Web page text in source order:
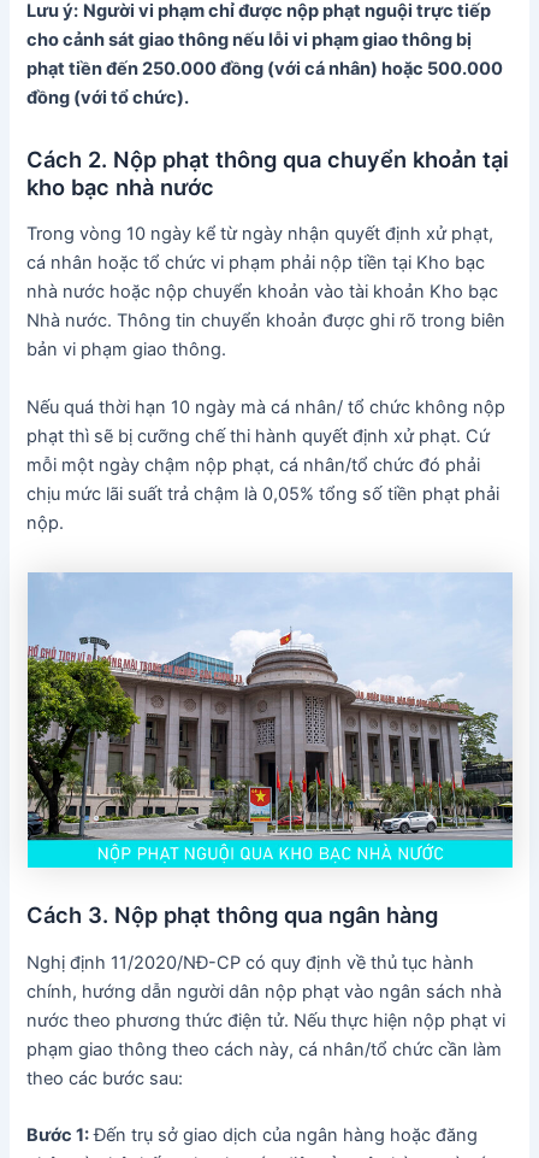
Lưu ý: Người vi phạm chỉ được nộp phạt nguội trực tiếp
cho cảnh sát giao thông nếu lỗi vi phạm giao thông bị
phạt tiền đến 250.000 đồng (với cá nhân) hoặc 500.000
đồng (với tổ chức).
Cách 2. Nộp phạt thông qua chuyển khoản tại
kho bạc nhà nước
Trong vòng 10 ngày kể từ ngày nhận quyết định xử phạt,
cá nhân hoặc tổ chức vi phạm phải nộp tiền tại Kho bạc
nhà nước hoặc nộp chuyển khoản vào tài khoản Kho bạc
Nhà nước. Thông tin chuyển khoản được ghi rõ trong biên
bản vi phạm giao thông.
Nếu quá thời hạn 10 ngày mà cá nhân/ tổ chức không nộp
phạt thì sẽ bị cưỡng chế thi hành quyết định xử phạt. Cứ
mỗi một ngày chậm nộp phạt, cá nhân/tổ chức đó phải
chịu mức lãi suất trả chậm là 0,05% tổng số tiền phạt phải
nộp.
Cách 3. Nộp phạt thông qua ngân hàng
Nghị định 11/2020/NĐ-CP có quy định về thủ tục hành
chính, hướng dẫn người dân nộp phạt vào ngân sách nhà
nước theo phương thức điện tử. Nếu thực hiện nộp phạt vi
phạm giao thông theo cách này, cá nhân/tổ chức cần làm
theo các bước sau:
Bước 1:Đến trụ sở giao dịch của ngân hàng hoặc đăng